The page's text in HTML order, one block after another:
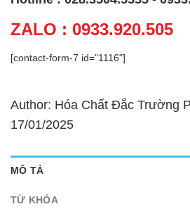
ZALO : 0933.920.505
[contact-form-7 id="1116"]
Author: Hóa Chất Đắc Trường
17/01/2025
MÔ TẢ
TỪ KHÓA